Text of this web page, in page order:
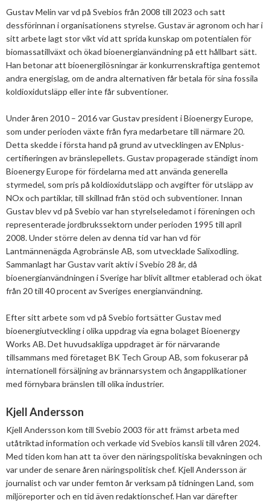
Maj
April
Mars
Februari
Juli
Juni
Maj
Mars
Februari
Januari
Juni
Maj
April
Mars
Oktober
September
Augusti
April
Mars
Februari
Januari
Oktober
September
Augusti
Juni
Maj
Mars
Februari
Januari
December
November
Oktober
September
Juni
Maj
April
Januari
2019
November
Oktober
September
Juli
Juni
April
Mars
Januari
2018
Maj
April
Mars
Februari
Januari
2017
November
Oktober
September
Augusti
Juni
Mars
Februari
2016
November
Oktober
September
Augusti
Juni
Maj
Februari
Januari
2015
November
Oktober
September
Juli
Maj
2014
Augusti
Juni
April
Mars
2013
November
September
Augusti
Mars
Februari
2012
Oktober
September
Maj
Mars
December
November
Augusti
Juni
Mars
Januari
2010
December
Mars
2009
Augusti
Juli
Mars
Februari
December
Svebios stadgar
Verksamhetsberättelse
Årsstämmor
Medlemmar
Konferenser och event
Nordic Pellets Conference
Stora biokraft- och värmekonferensen
Svebio Fuel Market Day
Svebios vår- och årsmöteskonferens
Publikationer och dokument
Avslutade projekt
Nätverk och samarbeten
BioDriv
Jan Häckners bioenergistipendium
Integritetspolicy (GDPR)
Medlemmar
Kontakt
Gustav Melin var vd på Svebios från 2008 till 2023 och satt
dessförinnan i organisationens styrelse. Gustav är agronom och har i
sitt arbete lagt stor vikt vid att sprida kunskap om potentialen för
biomassatillväxt och ökad bioenergianvändning på ett hållbart sätt.
Han betonar att bioenergilösningar är konkurrenskraftiga gentemot
andra energislag, om de andra alternativen får betala för sina fossila
koldioxidutsläpp eller inte får subventioner.
Under åren 2010 – 2016 var Gustav president i Bioenergy Europe,
som under perioden växte från fyra medarbetare till närmare 20.
Detta skedde i första hand på grund av utvecklingen av ENplus-
certifieringen av bränslepellets. Gustav propagerade ständigt inom
Bioenergy Europe för fördelarna med att använda generella
styrmedel, som pris på koldioxidutsläpp och avgifter för utsläpp av
NOx och partiklar, till skillnad från stöd och subventioner. Innan
Gustav blev vd på Svebio var han styrelseledamot i föreningen och
representerade jordbrukssektorn under perioden 1995 till april
2008. Under större delen av denna tid var han vd för
Lantmännenägda Agrobränsle AB, som utvecklade Salixodling.
Sammanlagt har Gustav varit aktiv i Svebio 28 år, då
bioenergianvändningen i Sverige har blivit alltmer etablerad och ökat
från 20 till 40 procent av Sveriges energianvändning.
Efter sitt arbete som vd på Svebio fortsätter Gustav med
bioenergiutveckling i olika uppdrag via egna bolaget Bioenergy
Works AB. Det huvudsakliga uppdraget är för närvarande
tillsammans med företaget BK Tech Group AB, som fokuserar på
internationell försäljning av brännarsystem och ångapplikationer
med förnybara bränslen till olika industrier.
Kjell Andersson
Kjell Andersson kom till Svebio 2003 för att främst arbeta med
utåtriktad information och verkade vid Svebios kansli till våren 2024.
Med tiden kom han att ta över den näringspolitiska bevakningen och
var under de senare åren näringspolitisk chef. Kjell Andersson är
journalist och var under femton år verksam på tidningen Land, som
miljöreporter och en tid även redaktionschef. Han var därefter